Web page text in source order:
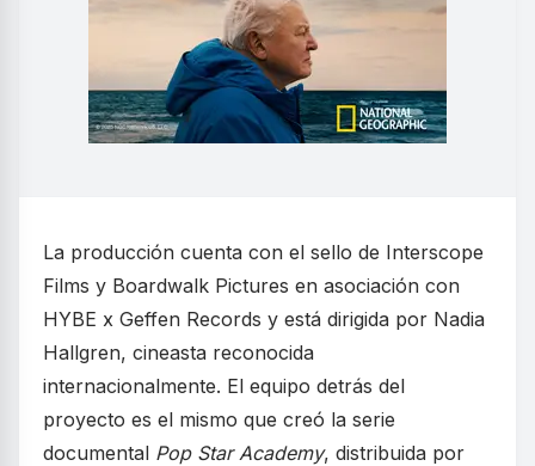
La producción cuenta con el sello de Interscope
Films y Boardwalk Pictures en asociación con
HYBE x Geffen Records y está dirigida por Nadia
Hallgren, cineasta reconocida
internacionalmente. El equipo detrás del
proyecto es el mismo que creó la serie
documental Pop Star Academy, distribuida por